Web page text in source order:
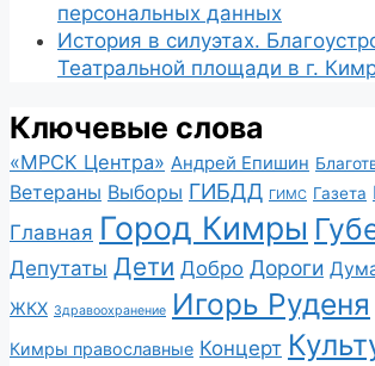
персональных данных
История в силуэтах.
Театральной площади в г.
Ключевые слова
«МРСК Центра» Андрей Епишин
Ветераны Выборы ГИБДД ГИМС Газета
Главная Город Кимры
Депутаты Дети Добро Дороги
ЖКХ Здравоохранение Игорь Руденя
Кимры православные Концерт